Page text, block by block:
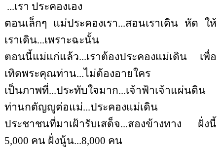
...เรา ประคองเอง
ตอนเล็กๆ แม่ประคองเรา...สอนเราเดิน หัด ให้
เราเดิน...เพราะฉะนั้น
ตอนนี้แม่แก่แล้ว...เราต้องประคองแม่เดิน เพื่อ
เทิดพระคุณท่าน...ไม่ต้องอายใคร
เป็นภาพที่...ประทับใจมาก...เจ้าฟ้าเจ้าแผ่นดิน
ท่านกตัญญูต่อแม่...ประคองแม่เดิน
ประชาชนที่มาเฝ้ารับเสด็จ...สองข้างทาง ฝั่งนี้
5,000 คน ฝั่งนู้น...8,000 คน